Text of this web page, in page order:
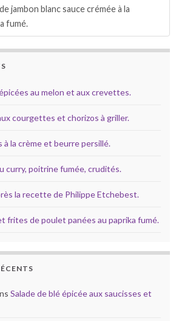
jambon blanc sauce crémée à la
fumé.
au melon et aux crevettes.
courgettes et chorizos à griller.
la crème et beurre persillé.
curry, poitrine fumée, crudités.
la recette de Philippe Etchebest.
frites de poulet panées au paprika fumé.
Salade de blé épicée aux saucisses et